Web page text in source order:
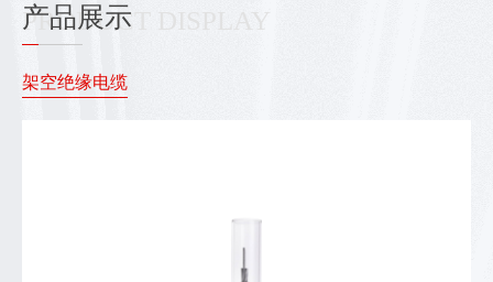
产品展示
PRODUCT DISPLAY
架空绝缘电缆